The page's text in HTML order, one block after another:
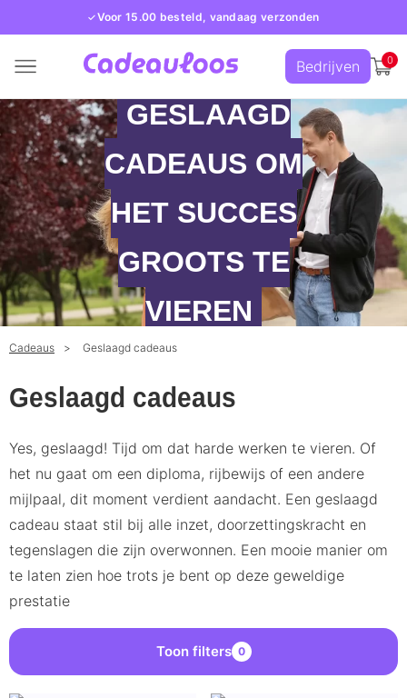
Voor 15.00 besteld, vandaag verzonden
Bedrijven 0
GESLAAGD
CADEAUS OM
HET SUCCES
GROOTS TE
VIEREN
Cadeaus Geslaagd cadeaus
Geslaagd cadeaus
Yes, geslaagd! Tijd om dat harde werken te vieren. Of
het nu gaat om een diploma, rijbewijs of een andere
mijlpaal, dit moment verdient aandacht. Een geslaagd
cadeau staat stil bij alle inzet, doorzettingskracht en
tegenslagen die zijn overwonnen. Een mooie manier om
te laten zien hoe trots je bent op deze geweldige
prestatie
Toon filters 0